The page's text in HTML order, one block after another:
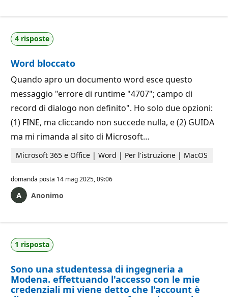
4 risposte
Word bloccato
Quando apro un documento word esce questo
messaggio "errore di runtime "4707"; campo di
record di dialogo non definito". Ho solo due opzioni:
(1) FINE, ma cliccando non succede nulla, e (2) GUIDA
ma mi rimanda al sito di Microsoft…
Microsoft 365 e Office | Word | Per l'istruzione | MacOS
domanda posta 14 mag 2025, 09:06
Anonimo
1 risposta
Sono una studentessa di ingegneria a
Modena. effettuando l'accesso con le mie
credenziali mi viene detto che l'account è